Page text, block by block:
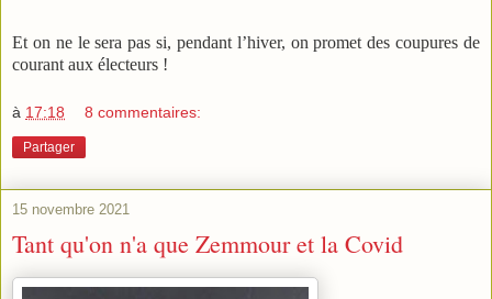
Et on ne le sera pas si, pendant l’hiver, on promet des coupures de
courant aux électeurs !
à 17:18 8 commentaires:
Partager
15 novembre 2021
Tant qu'on n'a que Zemmour et la Covid